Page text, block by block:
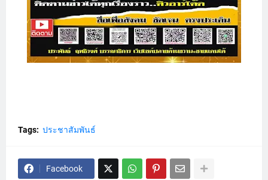
Tags: ประชาสัมพันธ์
Facebook